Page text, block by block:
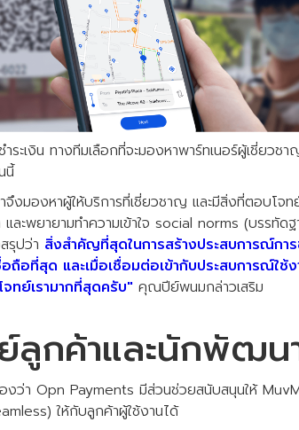
ะเงิน ทางทีมเลือกที่จะมองหาพาร์ทเนอร์ผู้เชี่ยวชา
นี้
าจึงมองหาผู้ให้บริการที่เชี่ยวชาญ ​และมีสิ่งที่ตอบโจ
ละพยายามทำความเข้าใจ social norms (บรรทัด
รุปว่า สิ่งสำคัญที่สุดในการสร้างประสบการณ์การ
อถือที่สุด และเมื่อเชื่อมต่อเข้ากับประสบการณ์ใ
ย์เรามากที่สุดครับ" คุณปีย์พนมกล่าวเสริม
ลูกค้าและนักพัฒน
า Opn Payments มีส่วนช่วยสนับสนุนให้
ให้กับลูกค้าผู้ใช้งานได้